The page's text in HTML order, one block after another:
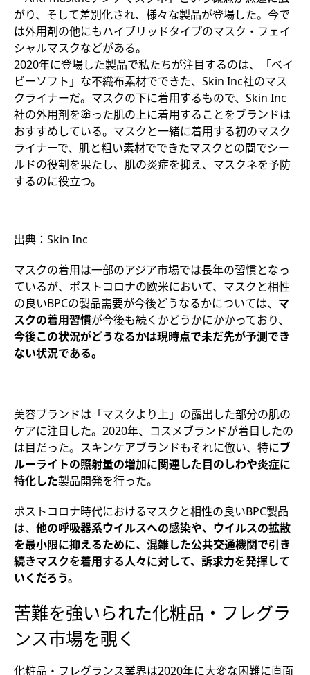
がり、そして差別化され、様々な製品が登場した。今で
は外用剤の他にもハイブリッドタイプのマスク・フェイ
シャルマスクなどがある。
2020年に登場した製品で私たちが注目するのは、「ベイ
ビーソフト」な不織布素材でできた、Skin Inc社のマス
クライナーだ。マスクの下に着用するもので、Skin Inc
社の外用剤を塗った肌の上に着用することをブランドは
おすすめしている。マスクと一緒に着用する初のマスク
ライナーで、肌と粗い素材でできたマスクとの間でシー
ルドの役割を果たし、肌の炎症を抑え、マスクネを予防
するのに役立つ。
出典：Skin Inc
マスクの着用は一部のアジア市場では長年の習慣となっ
ているが、ポストコロナの欧米において、マスクと相性
の良いBPCの製品需要が今後どうなるかについては、 マ
スクの着用習慣が今後も続くかどうかにかかっており、
今後この状況がどうなるかは現時点で未だ先が予測でき
ない状況である。
美容ブランドは「マスクより上」の露出した部分の肌の
ケアに注目した。2020年、コスメブランドが着目したの
は目だった。スキンケアブランドもそれに倣い、特にブ
ルーライトの照射量の増加に関連した目のしわや炎症に
特化した製品開発を行った。
ポストコロナ時代におけるマスクと相性の良いBPC製品
は、 他の呼吸器系ウイルスへの感染や、ウイルスの拡散
を最小限に抑えるために、混雑した公共交通機関で引き
続きマスクを着用する人々に対して、訴求力を発揮して
いくだろう。
苦難を強いられた化粧品・フレグラ
ンス市場を覗く
化粧品・フレグランス業界は2020年に大変な困難に直面